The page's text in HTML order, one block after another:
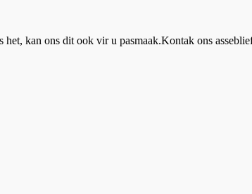
het, kan ons dit ook vir u pasmaak.Kontak ons